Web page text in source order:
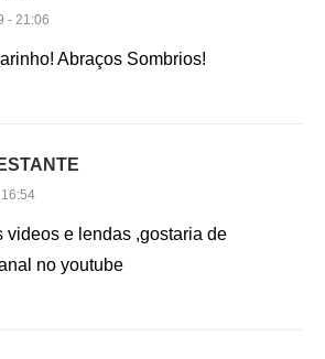
- 21:06
Abraços Sombrios!
videos e lendas ,gostaria de
no youtube